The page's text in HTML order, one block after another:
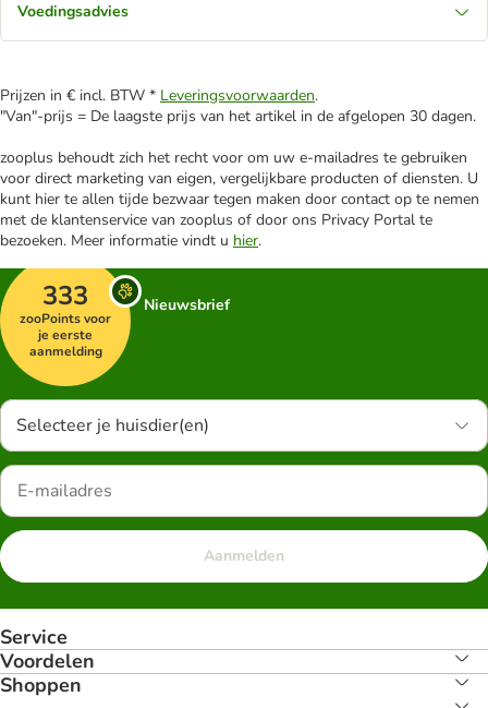
Voedingsadvies
Prijzen in € incl. BTW * Leveringsvoorwaarden.
"Van"-prijs = De laagste prijs van het artikel in de afgelopen 30 dagen.
zooplus behoudt zich het recht voor om uw e-mailadres te gebruiken
voor direct marketing van eigen, vergelijkbare producten of diensten. U
kunt hier te allen tijde bezwaar tegen maken door contact op te nemen
met de klantenservice van zooplus of door ons Privacy Portal te
bezoeken. Meer informatie vindt u hier.
333
zooPoints voor
je eerste
aanmelding
Nieuwsbrief
Selecteer je huisdier(en)
Aanmelden
Service
Voordelen
Shoppen